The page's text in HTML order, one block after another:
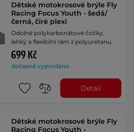
Dětské motokrosové brýle Fly
Racing Focus Youth - šedá/
černá, čiré plexi
Odolné polykarbonátové čočky,
lehký a flexibilní rám z polyuretanu.
699 Kč
dočasně vyprodáno
Detail
Dětské motokrosové brýle Fly
Racing Focus Youth -